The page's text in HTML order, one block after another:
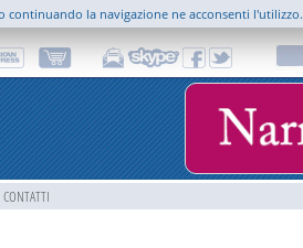
CONTATTI
continuando la navigazione ne acconsenti l'utilizzo.